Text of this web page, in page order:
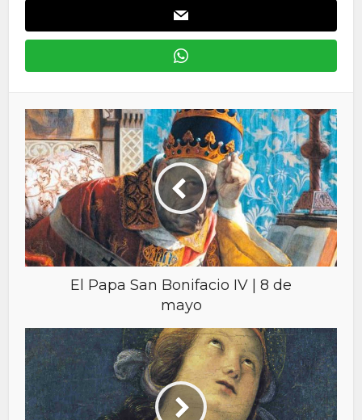
El Papa San Bonifacio IV | 8 de
mayo